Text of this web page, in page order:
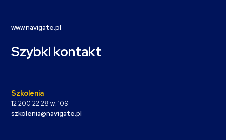
www.navigate.pl
Szybki kontakt
Szkolenia
12 200 22 28 w. 109
szkolenia@navigate.pl